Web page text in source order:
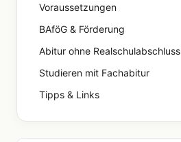
Voraussetzungen
BAföG & Förderung
Abitur ohne Realschulabschluss
Studieren mit Fachabitur
Tipps & Links